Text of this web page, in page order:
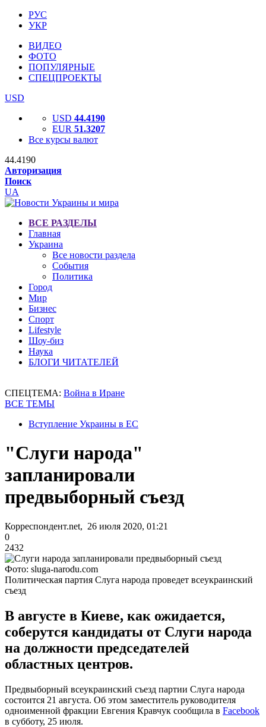
РУС
УКР
ВИДЕО
ФОТО
ПОПУЛЯРНЫЕ
СПЕЦПРОЕКТЫ
USD
USD 44.4190
EUR 51.3207
Все курсы валют
44.4190
Авторизация
Поиск
UA
ВСЕ РАЗДЕЛЫ
Главная
Украина
Все новости раздела
События
Политика
Город
Мир
Бизнес
Спорт
Lifestyle
Шоу-биз
Наука
БЛОГИ ЧИТАТЕЛЕЙ
СПЕЦТЕМА: Война в Иране
ВСЕ ТЕМЫ
Вступление Украины в ЕС
"Слуги народа"
запланировали
предвыборный съезд
Корреспондент.net, 26 июля 2020, 01:21
0
2432
Фото: sluga-narodu.com
Политическая партия Слуга народа проведет всеукраинский
съезд
В августе в Киеве, как ожидается,
соберутся кандидаты от Слуги народа
на должности председателей
областных центров.
Предвыборный всеукраинский съезд партии Слуга народа
состоится 21 августа. Об этом заместитель руководителя
одноименной фракции Евгения Кравчук сообщила в Facebook
в субботу, 25 июля.